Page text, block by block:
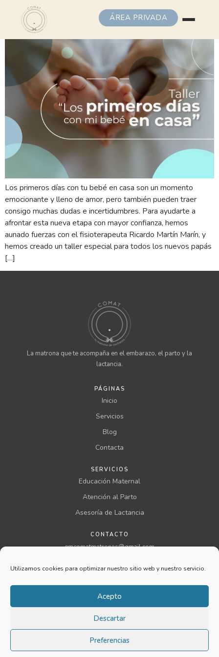
Utilizamos cookies para optimizar nuestro sitio web y nuestro servicio.
Acepto
Descartar
Preferencias
ÁREA PRIVADA
Los primeros días con tu bebé en casa son un momento
emocionante y lleno de amor, pero también pueden traer
consigo muchas dudas e incertidumbres. Para ayudarte a
afrontar esta nueva etapa con mayor confianza, hemos
aunado fuerzas con el fisioterapeuta Ricardo Martín Marín, y
hemos creado un taller especial para todos los nuevos papás
[…]
La matrona que te acompaña en el embarazo, el parto y la
lactancia.
PÁGINAS
Inicio
Servicios
Blog
Contacta
SERVICIOS
Educación Maternal
Atención al Parto
Asesoría de Lactancia
CONTACTO
emcomatmatronas@gmail.com
Soluciones Informáticas MJ
Aviso legal
Condiciones
Reembolso